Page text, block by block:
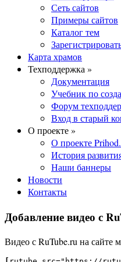
Сеть сайтов
Примеры сайтов
Каталог тем
Карта храмов
Техподдержка »
Документация
Учебник по
Форум
Вход в старый
О проекте »
О проекте
История
Наши баннеры
Новости
Контакты
Добавление видео с
Видео с RuTube.ru на сайте